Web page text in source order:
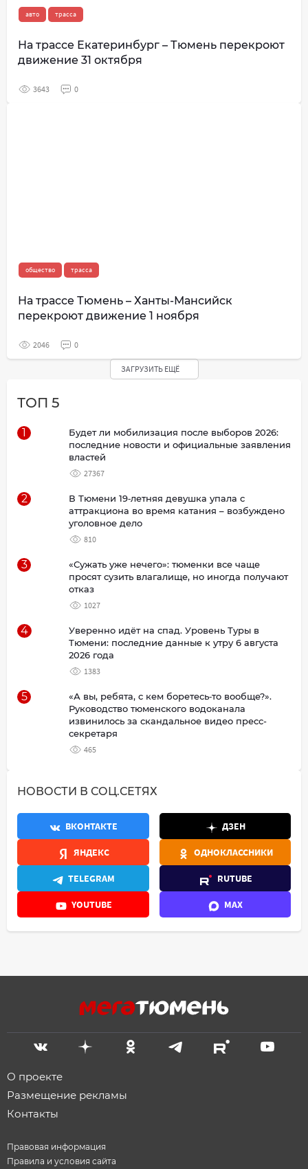
авто трасса
На трассе Екатеринбург – Тюмень перекроют
движение 31 октября
3643 0
общество трасса
На трассе Тюмень – Ханты-Мансийск
перекроют движение 1 ноября
2046 0
ЗАГРУЗИТЬ ЕЩЁ
ТОП 5
1
Будет ли мобилизация после выборов 2026:
последние новости и официальные заявления
властей
27367
2
В Тюмени 19‑летняя девушка упала с
аттракциона во время катания – возбуждено
уголовное дело
810
3
«Сужать уже нечего»: тюменки все чаще
просят сузить влагалище, но иногда получают
отказ
1027
4
Уверенно идёт на спад. Уровень Туры в
Тюмени: последние данные к утру 6 августа
2026 года
1383
5
«А вы, ребята, с кем боретесь‑то вообще?».
Руководство тюменского водоканала
извинилось за скандальное видео пресс-
секретаря
465
НОВОСТИ В СОЦ.СЕТЯХ
ВКОНТАКТЕ ДЗЕН
ЯНДЕКС ОДНОКЛАССНИКИ
TELEGRAM RUTUBE
YOUTUBE MAX
О проекте
Размещение рекламы
Контакты
Правовая информация
Правила и условия сайта